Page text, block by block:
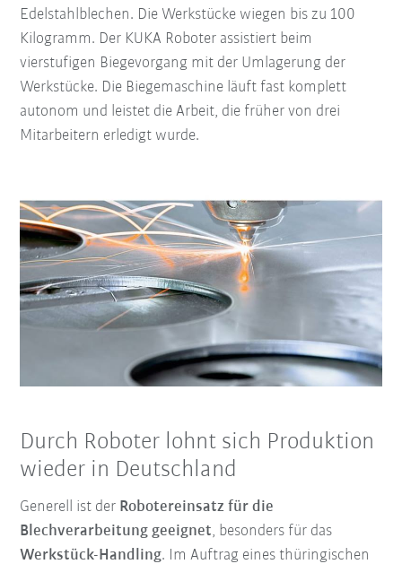
Edelstahlblechen. Die Werkstücke wiegen bis zu 100
Kilogramm. Der KUKA Roboter assistiert beim
vierstufigen Biegevorgang mit der Umlagerung der
Werkstücke. Die Biegemaschine läuft fast komplett
autonom und leistet die Arbeit, die früher von drei
Mitarbeitern erledigt wurde.
Durch Roboter lohnt sich Produktion
wieder in Deutschland
Generell ist der Robotereinsatz für die
Blechverarbeitung geeignet, besonders für das
Werkstück-Handling. Im Auftrag eines thüringischen